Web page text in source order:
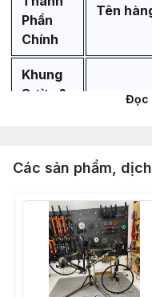
Phần
Chính
Tên
Khung
Sườn &
alumium
Phuộc
QR ty
Cam
Đọc
Các sản phẩm,